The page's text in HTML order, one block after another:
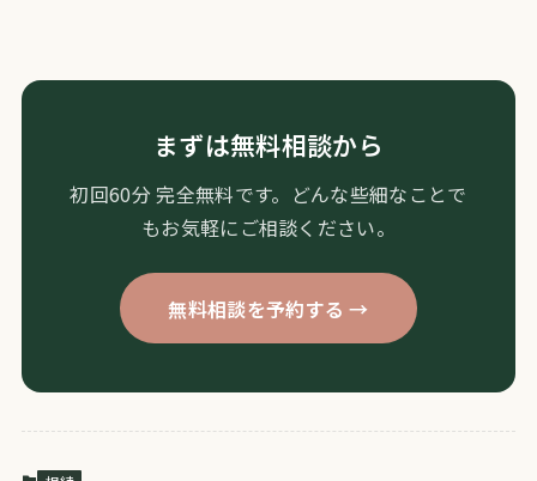
まずは無料相談から
初回60分 完全無料です。どんな些細なことで
もお気軽にご相談ください。
無料相談を予約する →